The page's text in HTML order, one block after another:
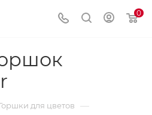
0
для цветов —